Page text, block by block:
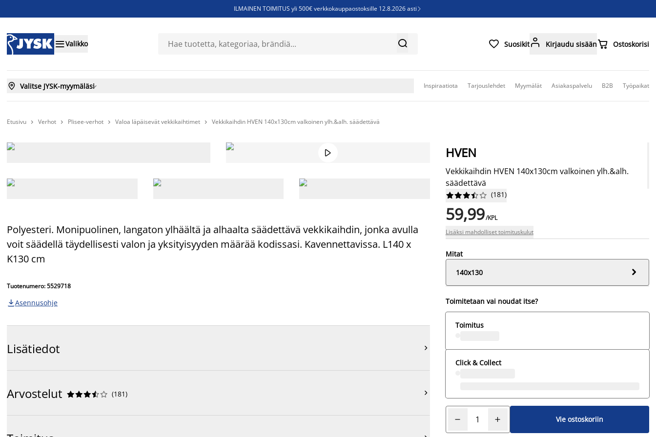
ILMAINEN TOIMITUS yli 500€ verkkokauppaostoksille 12.8.2026 asti 
Sijauspatjoja - Säästä jopa 60%
Valikko   Suosikit Kirjaudu sisään Ostoskorisi
 Valitse JYSK-myymäläsi Inspiraatiota Tarjouslehdet Myymälät Asiakaspalvelu B2B Työpaikat
Etusivu  Verhot  Plisee-verhot  Valoa läpäisevät vekkikaihtimet  Vekkikaihdin HVEN 140x130cm valkoinen ylh.&alh. säädettävä

Polyesteri. Monipuolinen, langaton ylhäältä ja alhaalta säädettävä vekkikaihdin, jonka avulla
voit säädellä täydellisesti valon ja yksityisyyden määrää kodissasi. Kavennettavissa. L140 x
K130 cm
Tuotenumero: 5529718
 Asennusohje
Lisätiedot 
Arvostelut 




 (181) 
HVEN
Vekkikaihdin HVEN 140x130cm valkoinen ylh.&alh.
säädettävä





 (181)
59,99/KPL
Lisäksi mahdolliset toimituskulut
Mitat
140x130

Toimitetaan vai noudat itse?
Toimitus
Click & Collect
Vie ostoskoriin